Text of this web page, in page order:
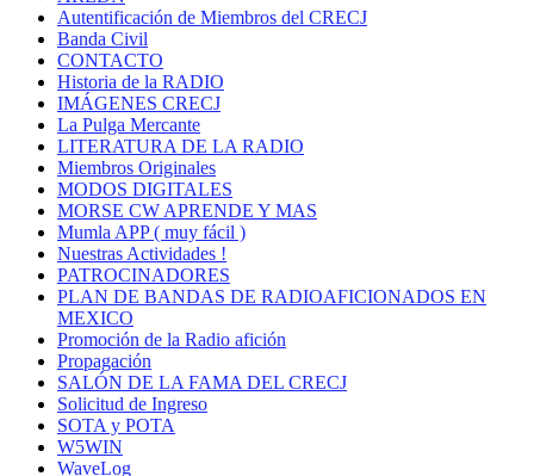
Autentificación de Miembros del CRECJ
Banda Civil
CONTACTO
Historia de la RADIO
IMÁGENES CRECJ
La Pulga Mercante
LITERATURA DE LA RADIO
Miembros Originales
MODOS DIGITALES
MORSE CW APRENDE Y MAS
Mumla APP ( muy fácil )
Nuestras Actividades !
PATROCINADORES
PLAN DE BANDAS DE RADIOAFICIONADOS EN
MEXICO
Promoción de la Radio afición
Propagación
SALÓN DE LA FAMA DEL CRECJ
Solicitud de Ingreso
SOTA y POTA
W5WIN
WaveLog